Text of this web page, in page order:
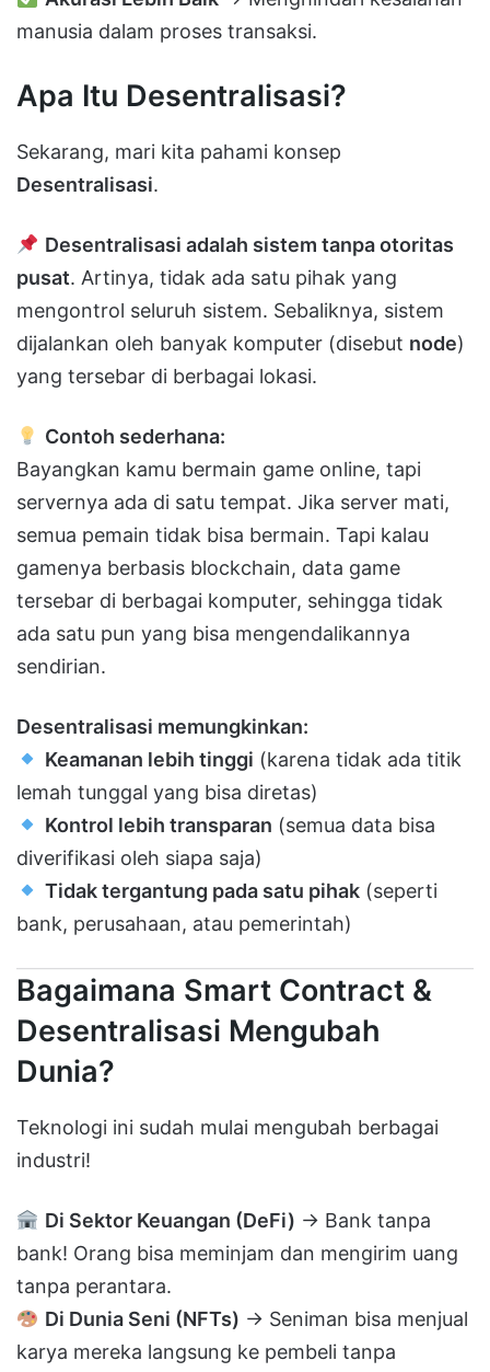
manusia dalam proses transaksi.
Apa Itu Desentralisasi?
Sekarang, mari kita pahami konsep
Desentralisasi.
Desentralisasi adalah sistem tanpa otoritas
pusat. Artinya, tidak ada satu pihak yang
mengontrol seluruh sistem. Sebaliknya, sistem
dijalankan oleh banyak komputer (disebut node)
yang tersebar di berbagai lokasi.
Contoh sederhana:
Bayangkan kamu bermain game online, tapi
servernya ada di satu tempat. Jika server mati,
semua pemain tidak bisa bermain. Tapi kalau
gamenya berbasis blockchain, data game
tersebar di berbagai komputer, sehingga tidak
ada satu pun yang bisa mengendalikannya
sendirian.
Desentralisasi memungkinkan:
Keamanan lebih tinggi (karena tidak ada titik
lemah tunggal yang bisa diretas)
Kontrol lebih transparan (semua data bisa
diverifikasi oleh siapa saja)
Tidak tergantung pada satu pihak(seperti
bank, perusahaan, atau pemerintah)
Bagaimana Smart Contract &
Desentralisasi Mengubah
Dunia?
Teknologi ini sudah mulai mengubah berbagai
industri!
Di Sektor Keuangan (DeFi) → Bank tanpa
bank! Orang bisa meminjam dan mengirim uang
tanpa perantara.
Di Dunia Seni (NFTs) → Seniman bisa menjual
karya mereka langsung ke pembeli tanpa